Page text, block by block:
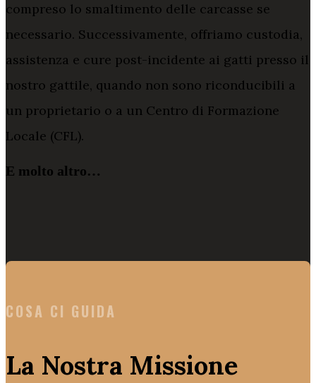
compreso lo smaltimento delle carcasse se
necessario. Successivamente, offriamo custodia,
assistenza e cure post-incidente ai gatti presso il
nostro gattile, quando non sono riconducibili a
un proprietario o a un Centro di Formazione
Locale (CFL).
E molto altro…
COSA CI GUIDA
La Nostra Missione